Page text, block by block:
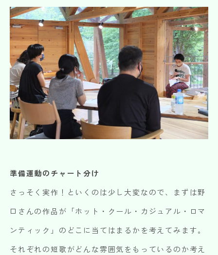
準備運動のチャート分け
さっそく実作！といくのは少し大変なので、まずは野
口さんの作品が「ホット・クール・カジュアル・ロマ
ンティック」のどこに当てはまるかを考えてみます。
それぞれの短歌がどんな雰囲気をもっているのか考え